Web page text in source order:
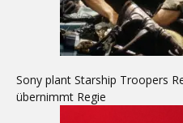
Sony plant Starship Troopers
übernimmt Regie